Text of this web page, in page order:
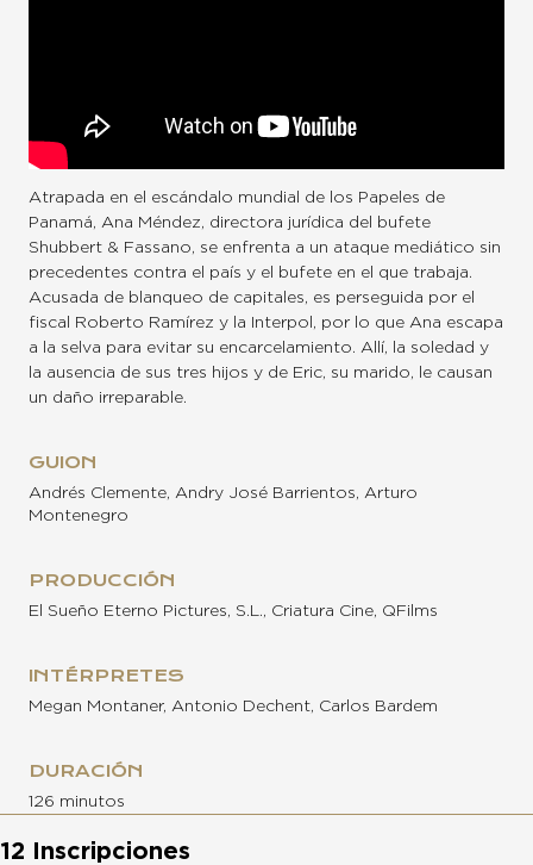
Atrapada en el escándalo mundial de los Papeles de
Panamá, Ana Méndez, directora jurídica del bufete
Shubbert & Fassano, se enfrenta a un ataque mediático sin
precedentes contra el país y el bufete en el que trabaja.
Acusada de blanqueo de capitales, es perseguida por el
fiscal Roberto Ramírez y la Interpol, por lo que Ana escapa
a la selva para evitar su encarcelamiento. Allí, la soledad y
la ausencia de sus tres hijos y de Eric, su marido, le causan
un daño irreparable.
GUION
Andrés Clemente, Andry José Barrientos, Arturo
Montenegro
PRODUCCIÓN
El Sueño Eterno Pictures, S.L., Criatura Cine, QFilms
INTÉRPRETES
Megan Montaner, Antonio Dechent, Carlos Bardem
DURACIÓN
126 minutos
12 Inscripciones